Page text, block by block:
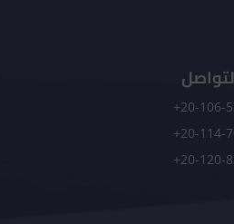
20-106-
20-114-
20-120-